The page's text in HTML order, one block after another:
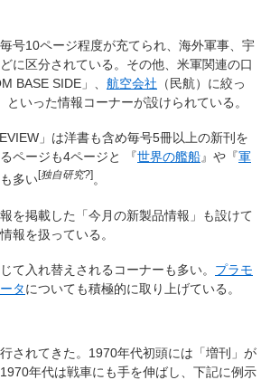
号10ページ程度が充てられ、海外軍事、宇
に区分されている。その他、米軍関連の口
BASE SIDE」、 航空会社 （民航）に絞っ
といった情報コーナーが設けられている。
」は洋書も含め毎号5冊以上の新刊を
ページも4ページと
『世界の艦船』や『軍
多い[独自研究?] 。
を掲載した「今月の新製品情報」も設けて
報を扱っている。
て入れ替えされるコーナーも多い。 プラモ
タについても積極的に取り上げている。
されてきた。1970年代初頭には「増刊」が
年代は戦車にも手を伸ばし、下記に例示